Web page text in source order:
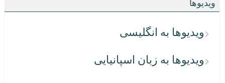
ویدیوها
ویدیوها به انگلیسی
ویدیوها به زبان اسپانیایی